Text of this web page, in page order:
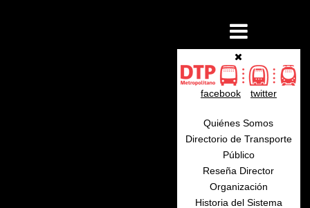
facebook twitter
Quiénes Somos
Directorio de Transporte
Público
Reseña Director
Organización
Historia del Sistema